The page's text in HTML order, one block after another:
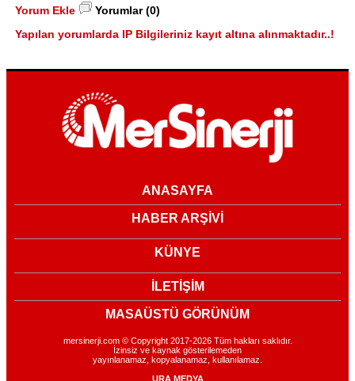
Yorum Ekle
Yorumlar (0)
Yapılan yorumlarda IP Bilgileriniz kayıt altına alınmaktadır..!
ANASAYFA
HABER ARŞİVİ
KÜNYE
İLETİŞİM
MASAÜSTÜ GÖRÜNÜM
mersinerji.com © Copyright 2017-2026 Tüm hakları saklıdır.
İzinsiz ve kaynak gösterilemeden
yayınlanamaz, kopyalanamaz, kullanılamaz.
URA MEDYA